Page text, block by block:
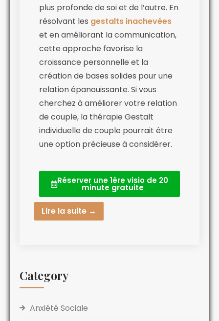
plus profonde de soi et de l’autre. En
résolvant les gestalts inachevées
et en améliorant la communication,
cette approche favorise la
croissance personnelle et la
création de bases solides pour une
relation épanouissante. Si vous
cherchez à améliorer votre relation
de couple, la thérapie Gestalt
individuelle de couple pourrait être
une option précieuse à considérer.
Réserver une 1ère visio de 20
minute gratuite
Lire la suite →
Category
Anxiété Sociale